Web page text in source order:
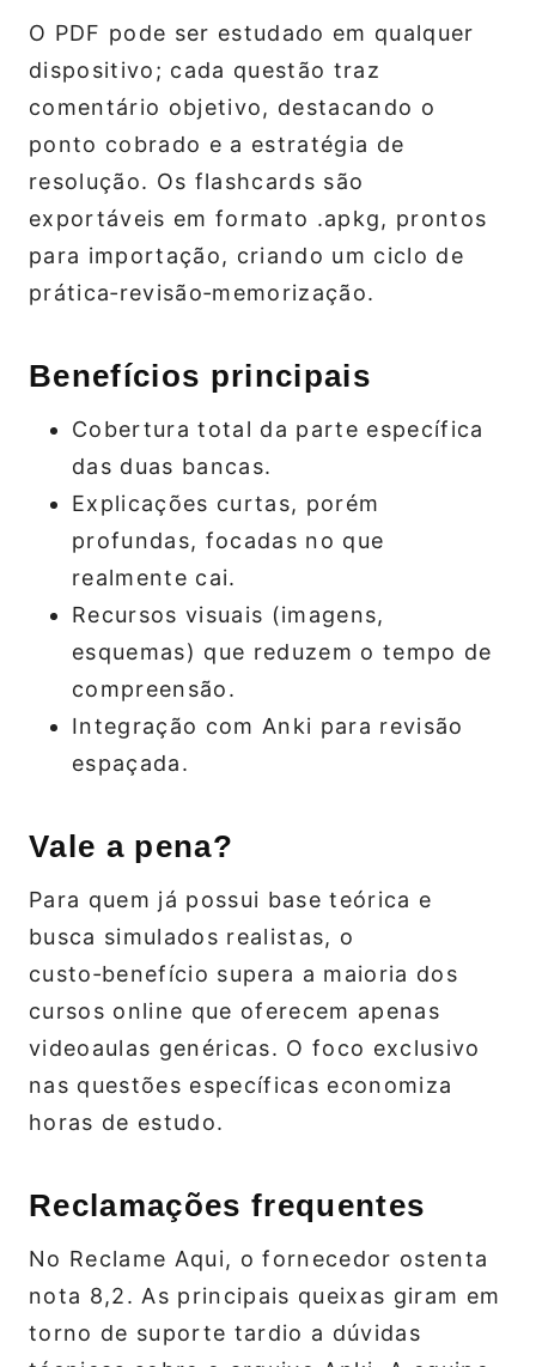
O PDF pode ser estudado em qualquer
dispositivo; cada questão traz
comentário objetivo, destacando o
ponto cobrado e a estratégia de
resolução. Os flashcards são
exportáveis em formato .apkg, prontos
para importação, criando um ciclo de
prática‑revisão‑memorização.
Benefícios principais
Cobertura total da parte específica
das duas bancas.
Explicações curtas, porém
profundas, focadas no que
realmente cai.
Recursos visuais (imagens,
esquemas) que reduzem o tempo de
compreensão.
Integração com Anki para revisão
espaçada.
Vale a pena?
Para quem já possui base teórica e
busca simulados realistas, o
custo‑benefício supera a maioria dos
cursos online que oferecem apenas
videoaulas genéricas. O foco exclusivo
nas questões específicas economiza
horas de estudo.
Reclamações frequentes
No Reclame Aqui, o fornecedor ostenta
nota 8,2. As principais queixas giram em
torno de suporte tardio a dúvidas